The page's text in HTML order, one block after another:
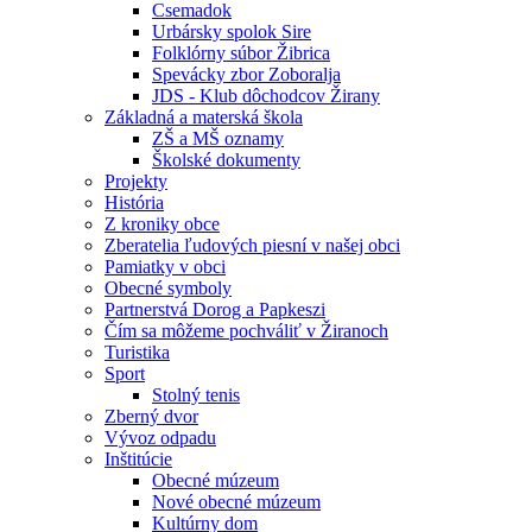
Csemadok
Urbársky spolok Sire
Folklórny súbor Žibrica
Spevácky zbor Zoboralja
JDS - Klub dôchodcov Žirany
Základná a materská škola
ZŠ a MŠ oznamy
Školské dokumenty
Projekty
História
Z kroniky obce
Zberatelia ľudových piesní v našej obci
Pamiatky v obci
Obecné symboly
Partnerstvá Dorog a Papkeszi
Čím sa môžeme pochváliť v Žiranoch
Turistika
Sport
Stolný tenis
Zberný dvor
Vývoz odpadu
Inštitúcie
Obecné múzeum
Nové obecné múzeum
Kultúrny dom